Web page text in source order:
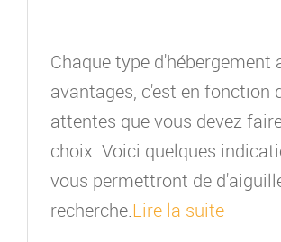
Chaque type d'hébergement
avantages, c'est en fonction
attentes que vous devez
choix. Voici quelques
vous permettront de
recherche.Lire la suite